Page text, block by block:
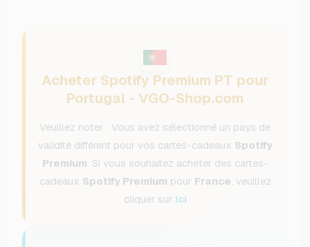
Acheter Spotify Premium PT pour
Portugal - VGO-Shop.com
Veuillez noter : Vous avez sélectionné un pays de
validité différent pour vos cartes-cadeaux Spotify
Premium. Si vous souhaitez acheter des cartes-
cadeaux Spotify Premium pour France, veuillez
cliquer sur ici